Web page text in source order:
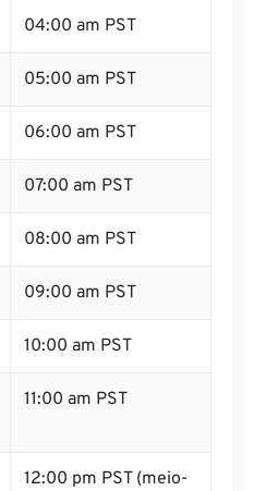
04:00 am PST
05:00 am PST
06:00 am PST
07:00 am PST
08:00 am PST
09:00 am PST
10:00 am PST
11:00 am PST
12:00 pm PST (meio-